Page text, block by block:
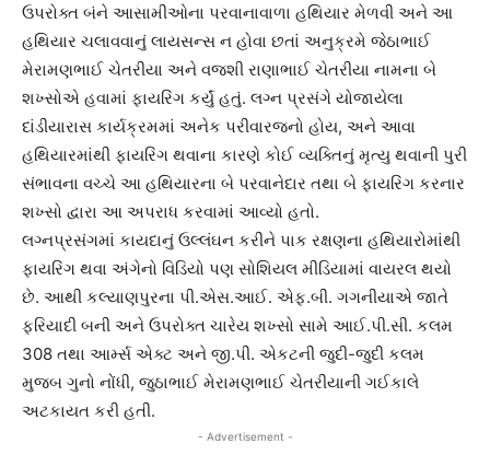
ઉપરોક્ત બંને આસામીઓના પરવાનાવાળા હથિયાર મેળવી અને આ
હથિયાર ચલાવવાનું લાયસન્સ ન હોવા છતાં અનુક્રમે જેઠાભાઈ
મેરામણભાઈ ચેતરીયા અને વજશી રાણાભાઈ ચેતરીયા નામના બે
શખ્સોએ હવામાં ફાયરિંગ કર્યું હતું. લગ્ન પ્રસંગે યોજાયેલા
દાંડીયારાસ કાર્યક્રમમાં અનેક પરીવારજનો હોય, અને આવા
હથિયારમાંથી ફાયરિંગ થવાના કારણે કોઈ વ્યક્તિનું મૃત્યુ થવાની પુરી
સંભાવના વચ્ચે આ હથિયારના બે પરવાનેદાર તથા બે ફાયરિંગ કરનાર
શખ્સો દ્વારા આ અપરાધ કરવામાં આવ્યો હતો.
લગ્નપ્રસંગમાં કાયદાનું ઉલ્લંઘન કરીને પાક રક્ષણના હથિયારોમાંથી
ફાયરિંગ થવા અંગેનો વિડિયો પણ સોશિયલ મીડિયામાં વાયરલ થયો
છે. આથી કલ્યાણપુરના પી.એસ.આઈ. એફ.બી. ગગનીયાએ જાતે
ફરિયાદી બની અને ઉપરોક્ત ચારેય શખ્સો સામે આઈ.પી.સી. કલમ
308 તથા આર્મ્સ એક્ટ અને જી.પી. એકટની જુદી-જુદી કલમ
મુજબ ગુનો નોંધી, જુઠાભાઈ મેરામણભાઈ ચેતરીયાની ગઈકાલે
અટકાયત કરી હતી.
- Advertisement -